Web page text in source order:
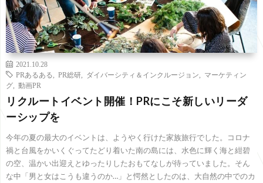
2021.10.28
PRあるある
PR総研 ダイバーシティ＆インクルージョン
マーケティン
グ
動画PR
リクルートイベント開催！PRにこそ新しいリーダ
ーシップを
今年の夏の最大のイベントは、ようやく行けた家族旅行でした。コロナ
禍と台風をかいくぐってたどり着いた南の島には、水色に輝く海と紺碧
の空、温かい出迎えとゆったりしたおもてなしが待っていました。そん
な中「男と女はこうも違うのか…」と愕然としたのは、大自然の中でのカ